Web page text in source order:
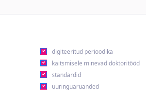
digiteeritud perioodika
kaitsmisele minevad doktoritööd
standardid
uuringuaruanded